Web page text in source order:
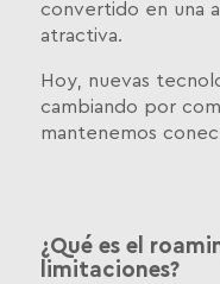
convertido en una
atractiva.
Hoy, nuevas
cambiando por
mantenemos
¿Qué es el
limitaciones?